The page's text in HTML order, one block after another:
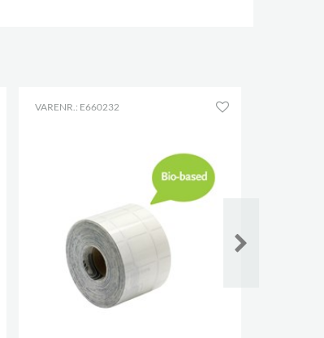
VARENR.: E660232